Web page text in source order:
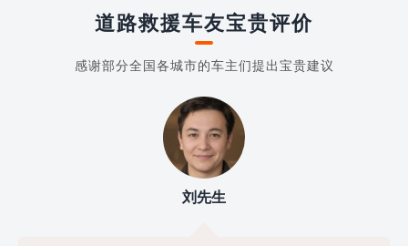
道路救援车友宝贵评价
感谢部分全国各城市的车主们提出宝贵建议
刘先生